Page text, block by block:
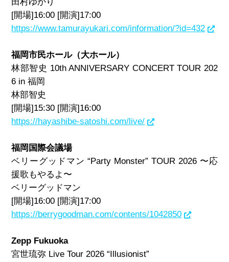
[開場]16:00 [開演]17:00
https://www.tamurayukari.com/information/?id=432
福岡市民ホール（大ホール）
林部智史 10th ANNIVERSARY CONCERT TOUR 202
6 in 福岡
林部智史
[開場]15:30 [開演]16:00
https://hayashibe-satoshi.com/live/
福岡国際会議場
ベリーグッドマン “Party Monster” TOUR 2026 〜応
援歌もやるよ〜
ベリーグッドマン
[開場]16:00 [開演]17:00
https://berrygoodman.com/contents/1042850
Zepp Fukuoka
宮世琉弥 Live Tour 2026 “Illusionist”